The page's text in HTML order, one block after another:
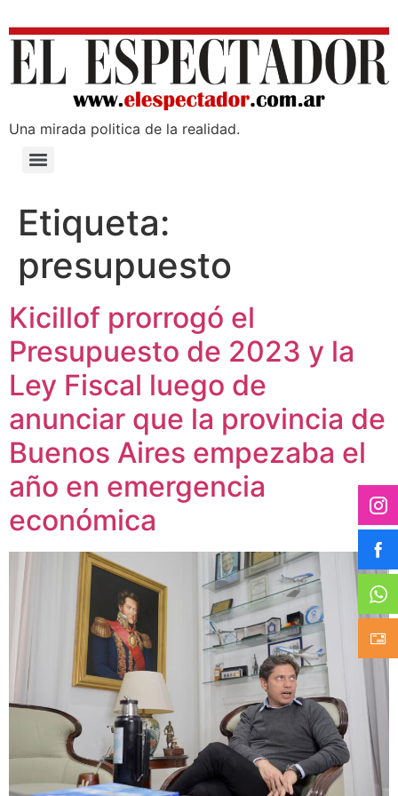
Una mirada poli­tica de la realidad.
Etiqueta:
presupuesto
Kicillof prorrogó el
Presupuesto de 2023 y la
Ley Fiscal luego de
anunciar que la provincia de
Buenos Aires empezaba el
año en emergencia
económica